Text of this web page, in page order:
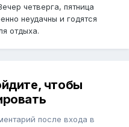
четверга, пятница
неудачны и годятся
отдыха.
чтобы
после входа в